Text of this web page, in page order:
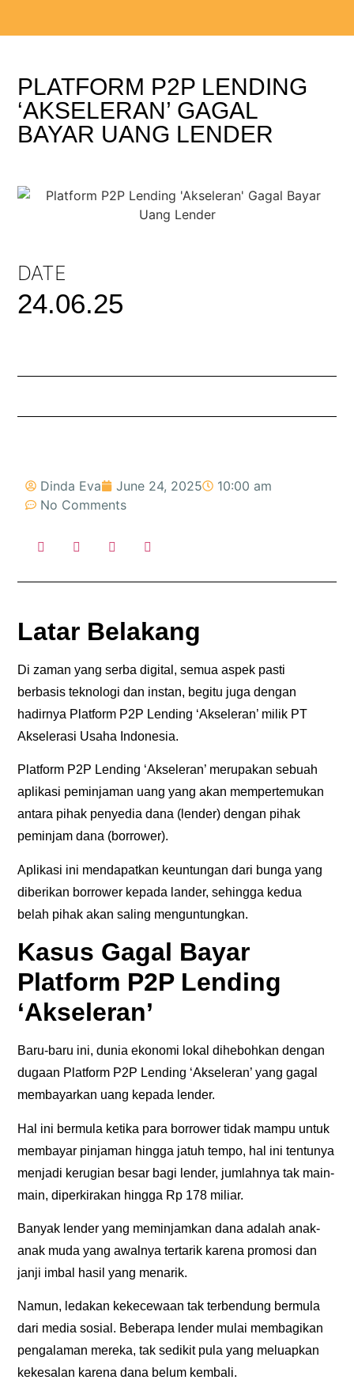
PLATFORM P2P LENDING
‘AKSELERAN’ GAGAL
BAYAR UANG LENDER
DATE
24.06.25
Dinda Eva June 24, 2025
10:00 am
No Comments
Latar Belakang
Di zaman yang serba digital, semua aspek pasti
berbasis teknologi dan instan, begitu juga dengan
hadirnya Platform P2P Lending ‘Akseleran’ milik PT
Akselerasi Usaha Indonesia.
Platform P2P Lending ‘Akseleran’ merupakan sebuah
aplikasi peminjaman uang yang akan mempertemukan
antara pihak penyedia dana (lender) dengan pihak
peminjam dana (borrower).
Aplikasi ini mendapatkan keuntungan dari bunga yang
diberikan borrower kepada lander, sehingga kedua
belah pihak akan saling menguntungkan.
Kasus Gagal Bayar
Platform P2P Lending
‘Akseleran’
Baru-baru ini, dunia ekonomi lokal dihebohkan dengan
dugaan Platform P2P Lending ‘Akseleran’ yang gagal
membayarkan uang kepada lender.
Hal ini bermula ketika para borrower tidak mampu untuk
membayar pinjaman hingga jatuh tempo, hal ini tentunya
menjadi kerugian besar bagi lender, jumlahnya tak main-
main, diperkirakan hingga Rp 178 miliar.
Banyak lender yang meminjamkan dana adalah anak-
anak muda yang awalnya tertarik karena promosi dan
janji imbal hasil yang menarik.
Namun, ledakan kekecewaan tak terbendung bermula
dari media sosial. Beberapa lender mulai membagikan
pengalaman mereka, tak sedikit pula yang meluapkan
kekesalan karena dana belum kembali.